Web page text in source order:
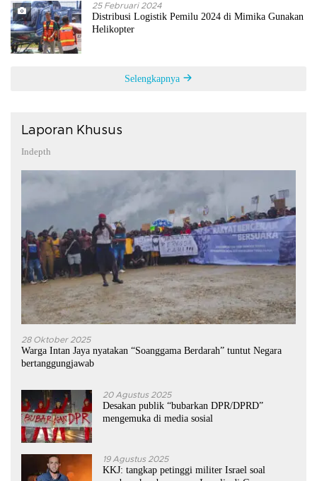
25 Februari 2024
Distribusi Logistik Pemilu 2024 di Mimika Gunakan
Helikopter
Selengkapnya
Laporan Khusus
Indepth
28 Oktober 2025
Warga Intan Jaya nyatakan “Soanggama Berdarah” tuntut Negara
bertanggungjawab
20 Agustus 2025
Desakan publik “bubarkan DPR/DPRD”
mengemuka di media sosial
19 Agustus 2025
KKJ: tangkap petinggi militer Israel soal